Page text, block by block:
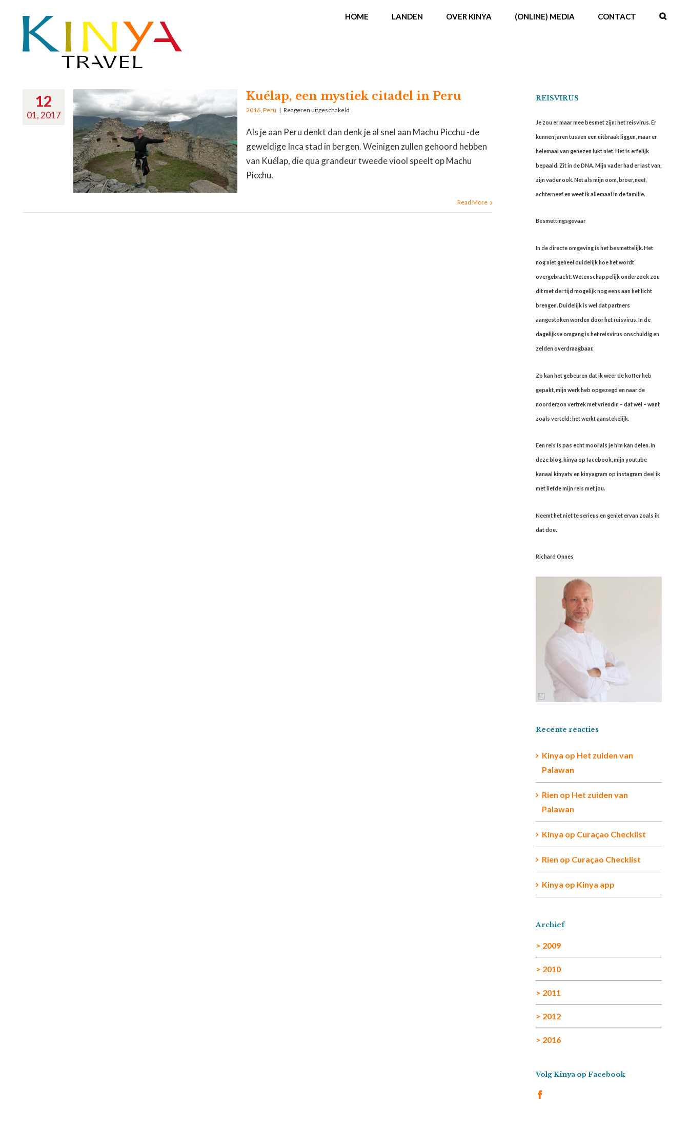
HOME LANDEN OVER KINYA (ONLINE) MEDIA CONTACT
12
01, 2017
Kuélap, een mystiek citadel in Peru
2016,Peru | Reageren uitgeschakeld
Als je aan Peru denkt dan denk je al snel aan Machu Picchu -de
geweldige Inca stad in bergen. Weinigen zullen gehoord hebben
van Kuélap, die qua grandeur tweede viool speelt op Machu
Picchu.
Read More
REISVIRUS
Je zou er maar mee besmet zijn: het reisvirus. Er
kunnen jaren tussen een uitbraak liggen, maar er
helemaal van genezen lukt niet. Het is erfelijk
bepaald. Zit in de DNA. Mijn vader had er last van,
zijn vader ook. Net als mijn oom, broer, neef,
achterneef en weet ik allemaal in de familie.
Besmettingsgevaar
In de directe omgeving is het besmettelijk. Het
nog niet geheel duidelijk hoe het wordt
overgebracht. Wetenschappelijk onderzoek zou
dit met der tijd mogelijk nog eens aan het licht
brengen. Duidelijk is wel dat partners
aangestoken worden door het reisvirus. In de
dagelijkse omgang is het reisvirus onschuldig en
zelden overdraagbaar.
Zo kan het gebeuren dat ik weer de koffer heb
gepakt, mijn werk heb opgezegd en naar de
noorderzon vertrek met vriendin – dat wel – want
zoals verteld: het werkt aanstekelijk.
Een reis is pas echt mooi als je h’m kan delen. In
deze blog, kinya op facebook, mijn youtube
kanaal kinyatv en kinyagram op instagram deel ik
met liefde mijn reis met jou.
Neemt het niet te serieus en geniet ervan zoals ik
dat doe.
Richard Onnes
Recente reacties
Kinya op Het zuiden van
Palawan
Rien op Het zuiden van
Palawan
Kinya op Curaçao Checklist
Rien op Curaçao Checklist
Kinya op Kinya app
Archief
> 2009
> 2010
> 2011
> 2012
> 2016
Volg Kinya op Facebook